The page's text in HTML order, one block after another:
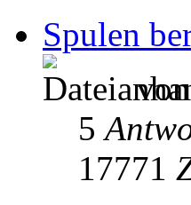
Spulen
5
17771